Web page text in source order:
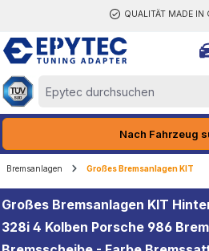
QUALITÄT MADE IN
Nach Fahrzeug
Bremsanlagen Großes Bremsanlagen KIT
Großes Bremsanlagen KIT
328i 4 Kolben Porsche 986